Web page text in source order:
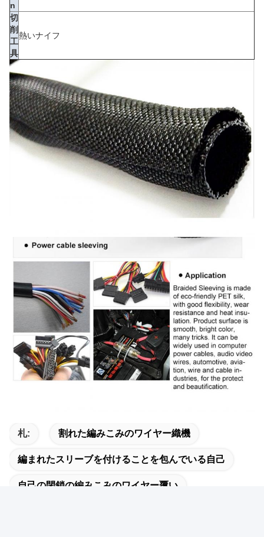
n
切
削
工
具
熱いナイフ
札: 割れた編みこみのワイヤー織機
編まれたスリーブを付けることを包んでいる自己
自己の閉鎖の編みこみのワイヤー覆い